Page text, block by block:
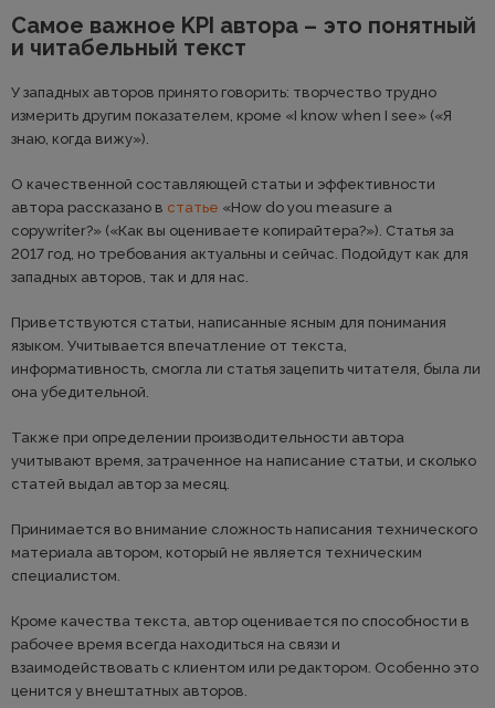
Самое важное KPI автора – это понятный
и читабельный текст
У западных авторов принято говорить: творчество трудно
измерить другим показателем, кроме «I know when I see» («Я
знаю, когда вижу»).
О качественной составляющей статьи и эффективности
автора рассказано в статье «How do you measure a
copywriter?» («Как вы оцениваете копирайтера?»). Статья за
2017 год, но требования актуальны и сейчас. Подойдут как для
западных авторов, так и для нас.
Приветствуются статьи, написанные ясным для понимания
языком. Учитывается впечатление от текста,
информативность, смогла ли статья зацепить читателя, была ли
она убедительной.
Также при определении производительности автора
учитывают время, затраченное на написание статьи, и сколько
статей выдал автор за месяц.
Принимается во внимание сложность написания технического
материала автором, который не является техническим
специалистом.
Кроме качества текста, автор оценивается по способности в
рабочее время всегда находиться на связи и
взаимодействовать с клиентом или редактором. Особенно это
ценится у внештатных авторов.